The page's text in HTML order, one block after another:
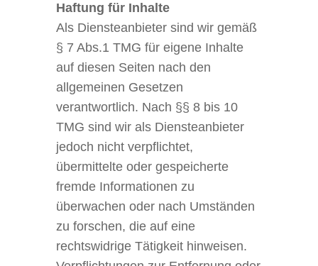
Haftung für Inhalte
Als Diensteanbieter sind wir gemäß
§ 7 Abs.1 TMG für eigene Inhalte
auf diesen Seiten nach den
allgemeinen Gesetzen
verantwortlich. Nach §§ 8 bis 10
TMG sind wir als Diensteanbieter
jedoch nicht verpflichtet,
übermittelte oder gespeicherte
fremde Informationen zu
überwachen oder nach Umständen
zu forschen, die auf eine
rechtswidrige Tätigkeit hinweisen.